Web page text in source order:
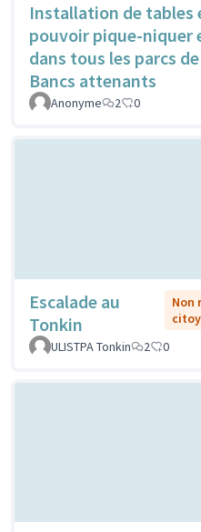
Installation de tables
pouvoir pique-niquer
dans tous les parcs
Bancs attenants
Anonyme 2 0
Escalade au
Tonkin
Non
ULISTPA Tonkin
2 0